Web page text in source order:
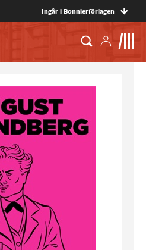
Ingår i Bonnierförlagen